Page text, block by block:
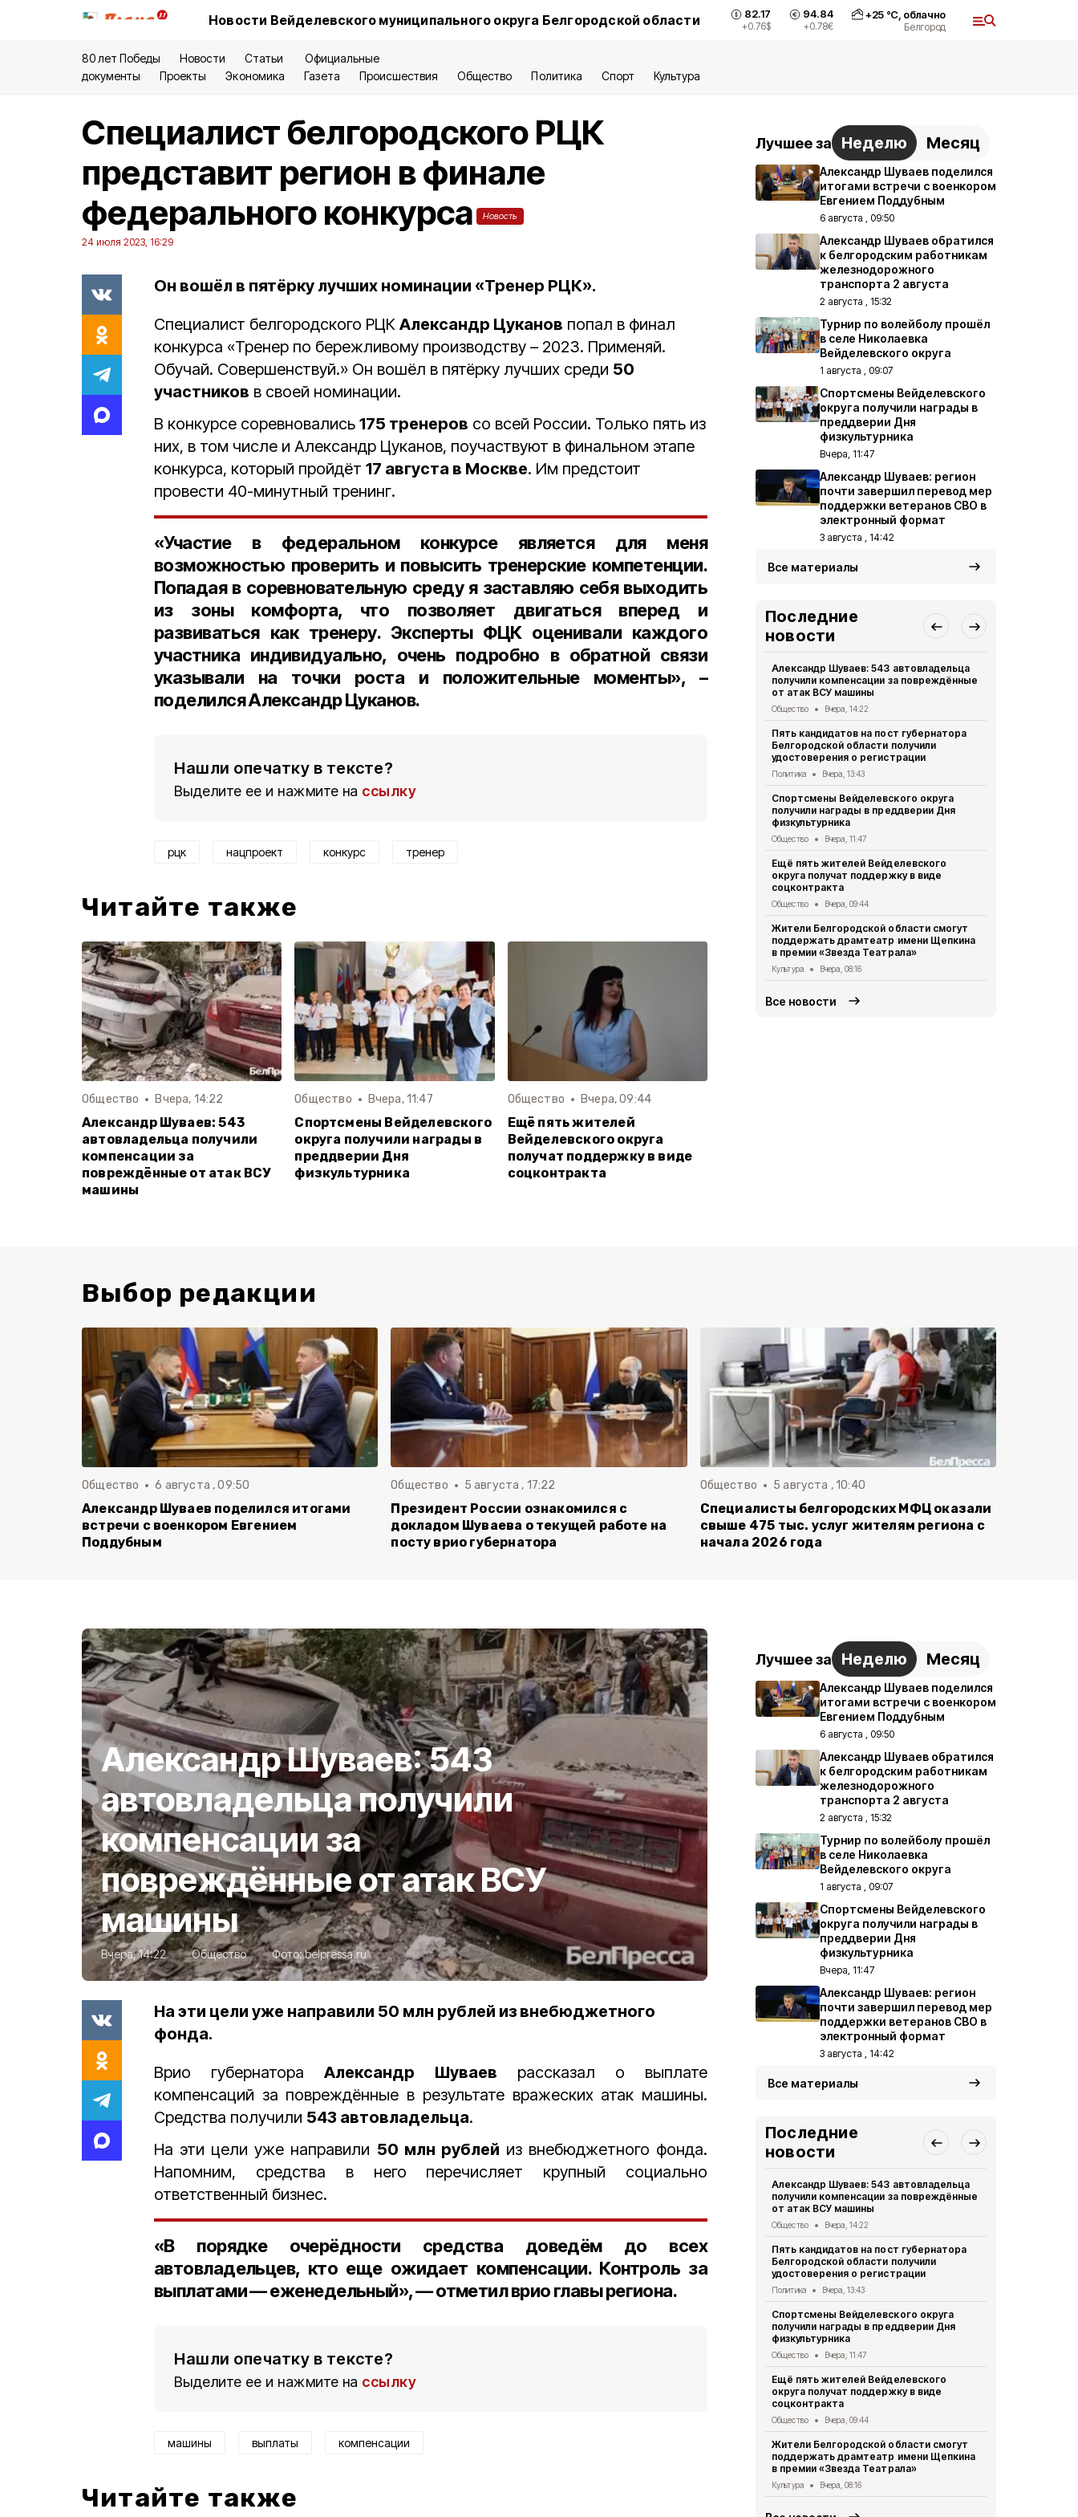
Новости Вейделевского муниципального округа Белгородской области 82.17
+0.76$
94.84
+0.78€
+25°С, облачно
Белгород
80 лет Победы Новости Статьи
Официальные
документы
Проекты Экономика Газета Происшествия Общество Политика Спорт Культура
Специалист белгородского РЦК
представит регион в финале
федерального конкурса
Новость
24 июля 2023, 16:29
Он вошёл в пятёрку лучших номинации «Тренер РЦК».
Специалист белгородского РЦК Александр Цуканов попал в финал
конкурса «Тренер по бережливому производству – 2023. Применяй.
Обучай. Совершенствуй.» Он вошёл в пятёрку лучших среди 50
участников в своей номинации.
В конкурсе соревновались 175 тренеров со всей России. Только пять из
них, в том числе и Александр Цуканов, поучаствуют в финальном этапе
конкурса, который пройдёт 17 августа в Москве. Им предстоит
провести 40-минутный тренинг.
«Участие в федеральном конкурсе является для меня
возможностью проверить и повысить тренерские компетенции.
Попадая в соревновательную среду я заставляю себя выходить
из зоны комфорта, что позволяет двигаться вперед и
развиваться как тренеру. Эксперты ФЦК оценивали каждого
участника индивидуально, очень подробно в обратной связи
указывали на точки роста и положительные моменты», –
поделился Александр Цуканов.
Нашли опечатку в тексте?
Выделите ее и нажмите на ссылку
рцк нацпроект конкурс тренер
Читайте также
Общество Вчера, 14:22
Александр Шуваев: 543
автовладельца получили
компенсации за
повреждённые от атак ВСУ
машины
Общество Вчера, 11:47
Спортсмены Вейделевского
округа получили награды в
преддверии Дня
физкультурника
Общество Вчера, 09:44
Ещё пять жителей
Вейделевского округа
получат поддержку в виде
соцконтракта
Лучшее за Неделю Месяц
Александр Шуваев поделился
итогами встречи с военкором
Евгением Поддубным
6 августа , 09:50
Александр Шуваев обратился
к белгородским работникам
железнодорожного
транспорта 2 августа
2 августа , 15:32
Турнир по волейболу прошёл
в селе Николаевка
Вейделевского округа
1 августа , 09:07
Спортсмены Вейделевского
округа получили награды в
преддверии Дня
физкультурника
Вчера, 11:47
Александр Шуваев: регион
почти завершил перевод мер
поддержки ветеранов СВО в
электронный формат
3 августа , 14:42
Все материалы
Последние
новости
Александр Шуваев: 543 автовладельца
получили компенсации за повреждённые
от атак ВСУ машины
Общество Вчера, 14:22
Пять кандидатов на пост губернатора
Белгородской области получили
удостоверения о регистрации
Политика Вчера, 13:43
Спортсмены Вейделевского округа
получили награды в преддверии Дня
физкультурника
Общество Вчера, 11:47
Ещё пять жителей Вейделевского
округа получат поддержку в виде
соцконтракта
Общество Вчера, 09:44
Жители Белгородской области смогут
поддержать драмтеатр имени Щепкина
в премии «Звезда Театрала»
Культура Вчера, 08:16
Все новости
Выбор редакции
Общество 6 августа , 09:50
Александр Шуваев поделился итогами
встречи с военкором Евгением
Поддубным
Общество 5 августа , 17:22
Президент России ознакомился с
докладом Шуваева о текущей работе на
посту врио губернатора
Общество 5 августа , 10:40
Специалисты белгородских МФЦ оказали
свыше 475 тыс. услуг жителям региона с
начала 2026 года
Александр Шуваев: 543
автовладельца получили
компенсации за
повреждённые от атак ВСУ
машины
Вчера, 14:22 Общество Фото:belpressa.ru
На эти цели уже направили 50 млн рублей из внебюджетного
фонда.
Врио губернатораАлександр Шуваев рассказал о выплате
компенсаций за повреждённые в результате вражеских атак машины.
Средства получили 543 автовладельца.
На эти цели уже направили 50 млн рублей из внебюджетного фонда.
Напомним, средства в него перечисляет крупный социально
ответственный бизнес.
«В порядке очерёдности средства доведём до всех
автовладельцев, кто еще ожидает компенсации. Контроль за
выплатами — еженедельный», — отметил врио главы региона.
Нашли опечатку в тексте?
Выделите ее и нажмите на ссылку
машины выплаты компенсации
Читайте также
Лучшее за Неделю Месяц
Александр Шуваев поделился
итогами встречи с военкором
Евгением Поддубным
6 августа , 09:50
Александр Шуваев обратился
к белгородским работникам
железнодорожного
транспорта 2 августа
2 августа , 15:32
Турнир по волейболу прошёл
в селе Николаевка
Вейделевского округа
1 августа , 09:07
Спортсмены Вейделевского
округа получили награды в
преддверии Дня
физкультурника
Вчера, 11:47
Александр Шуваев: регион
почти завершил перевод мер
поддержки ветеранов СВО в
электронный формат
3 августа , 14:42
Все материалы
Последние
новости
Александр Шуваев: 543 автовладельца
получили компенсации за повреждённые
от атак ВСУ машины
Общество Вчера, 14:22
Пять кандидатов на пост губернатора
Белгородской области получили
удостоверения о регистрации
Политика Вчера, 13:43
Спортсмены Вейделевского округа
получили награды в преддверии Дня
физкультурника
Общество Вчера, 11:47
Ещё пять жителей Вейделевского
округа получат поддержку в виде
соцконтракта
Общество Вчера, 09:44
Жители Белгородской области смогут
поддержать драмтеатр имени Щепкина
в премии «Звезда Театрала»
Культура Вчера, 08:16